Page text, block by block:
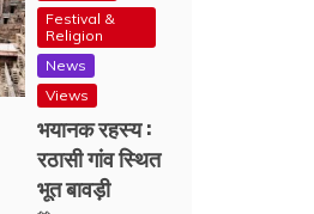
Festival &
Religion
News
Views
भयानक रहस्य :
रठासी गांव स्थित
भूत बावड़ी